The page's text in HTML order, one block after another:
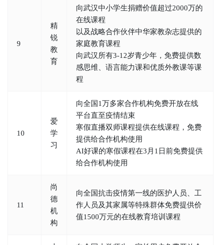
9
精
锐
教
育
向武汉中小学生捐赠价值超过2000万的
在线课程
以及战略合作伙伴中华家教杂志提供的
家庭教育课程
向武汉所有3-12岁青少年，免费提供数
感思维、语言能力课和优质外教课等课
程
10
爱
学
习
向全国1万多家合作机构免费开放在线
平台直至疫情结束
寒假直播双师课程提供在线课程，免费
提供给合作机构使用
AI好课的寒假课程在3月1日前免费提供
给合作机构使用
11
尚
德
机
构
向全国抗击疫情第一线的医护人员、工
作人员及其家属等特殊群体免费提供价
值1500万元的在线教育培训课程